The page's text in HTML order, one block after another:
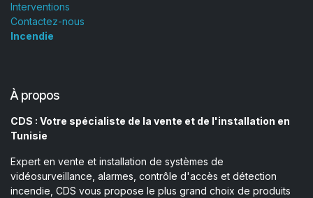
Interventions
Contactez-nous
Incendie
À propos
CDS : Votre spécialiste de la vente et de l'installation en
Tunisie
Expert en vente et installation de systèmes de
vidéosurveillance, alarmes, contrôle d'accès et détection
incendie, CDS vous propose le plus grand choix de produits